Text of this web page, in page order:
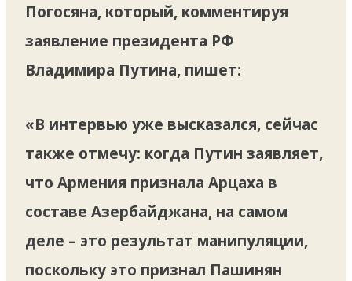
Погосяна, который, комментируя
заявление президента РФ
Владимира Путина, пишет:
«В интервью уже высказался, сейчас
также отмечу: когда Путин заявляет,
что Армения признала Арцаха в
составе Азербайджана, на самом
деле – это результат манипуляции,
поскольку это признал Пашинян